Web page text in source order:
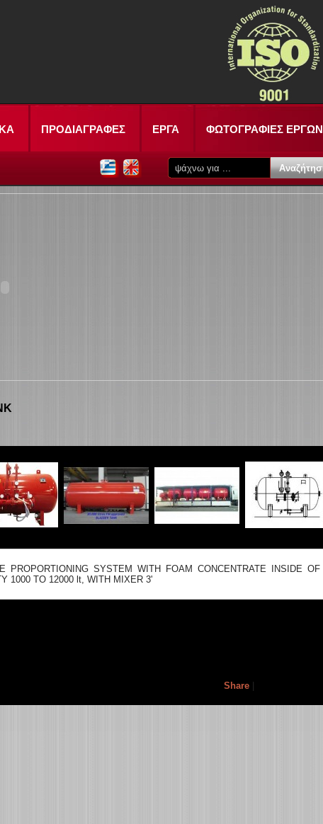
ΠΡΟΔΙΑΓΡΑΦΕΣ ΕΡΓΑ ΦΩΤΟΓΡΑΦΙΕΣ ΕΡΓΩΝ
PROPORTIONING SYSTEM WITH FOAM CONCENTRATE INSIDE OF
1000 TO 12000 lt, WITH MIXER 3'
Share